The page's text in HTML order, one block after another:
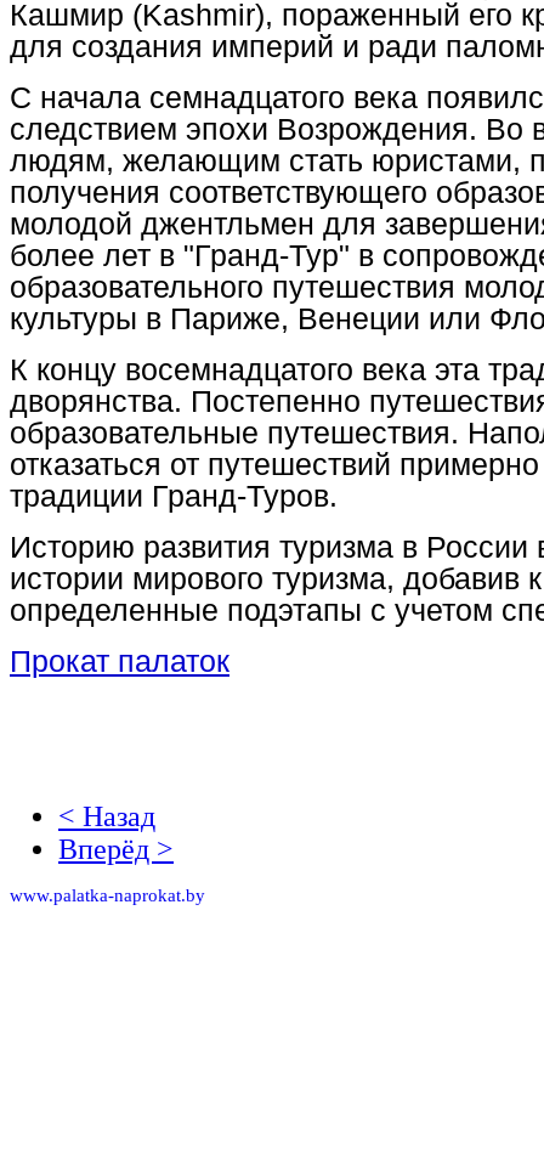
Кашмир (Kashmir), пораженный его
для создания империй и ради
С начала семнадцатого века
следствием эпохи Возрождения.
людям, желающим стать юристами,
получения соответствующего
молодой джентльмен для
более лет в "Гранд-Тур" в
образовательного путешествия
культуры в Париже, Венеции или
К концу восемнадцатого века эта
дворянства. Постепенно
образовательные путешествия.
отказаться от путешествий
традиции Гранд-Туров.
Историю развития туризма в
истории мирового туризма, добавив
определенные подэтапы с учетом
Прокат палаток
< Назад
Вперёд >
www.palatka-naprokat.by